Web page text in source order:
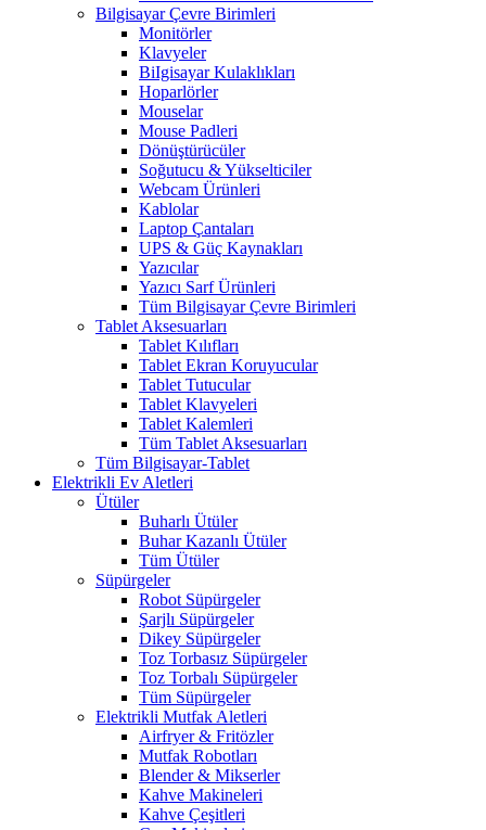
Bilgisayar Çevre Birimleri
Monitörler
Klavyeler
BiIgisayar Kulaklıkları
Hoparlörler
Mouselar
Mouse Padleri
Dönüştürücüler
Soğutucu & Yükselticiler
Webcam Ürünleri
Kablolar
Laptop Çantaları
UPS & Güç Kaynakları
Yazıcılar
Yazıcı Sarf Ürünleri
Tüm Bilgisayar Çevre Birimleri
Tablet Aksesuarları
Tablet Kılıfları
Tablet Ekran Koruyucular
Tablet Tutucular
Tablet Klavyeleri
Tablet Kalemleri
Tüm Tablet Aksesuarları
Tüm Bilgisayar-Tablet
Elektrikli Ev Aletleri
Ütüler
Buharlı Ütüler
Buhar Kazanlı Ütüler
Tüm Ütüler
Süpürgeler
Robot Süpürgeler
Şarjlı Süpürgeler
Dikey Süpürgeler
Toz Torbasız Süpürgeler
Toz Torbalı Süpürgeler
Tüm Süpürgeler
Elektrikli Mutfak Aletleri
Airfryer & Fritözler
Mutfak Robotları
Blender & Mikserler
Kahve Makineleri
Kahve Çeşitleri